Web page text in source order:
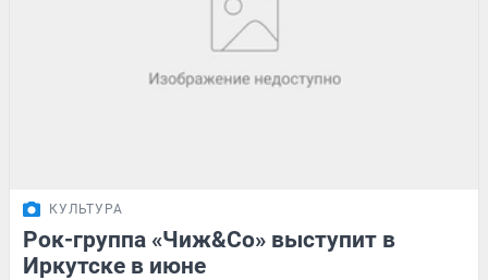
КУЛЬТУРА
Рок-группа «Чиж&Со» выступит в
Иркутске в июне